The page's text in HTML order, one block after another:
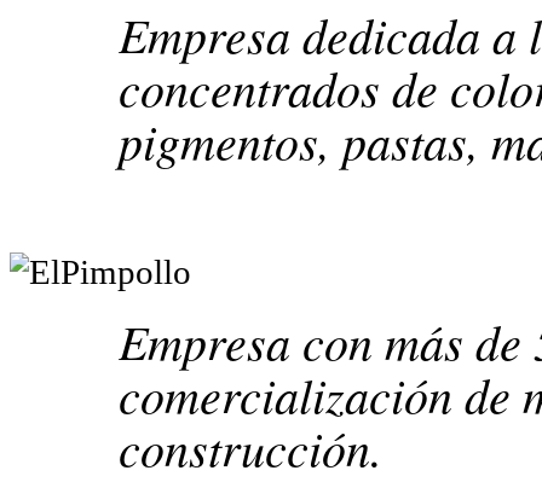
Empresa dedicada a
concentrados de
pigmentos, pastas,
Empresa con más
comercialización de
construcción.